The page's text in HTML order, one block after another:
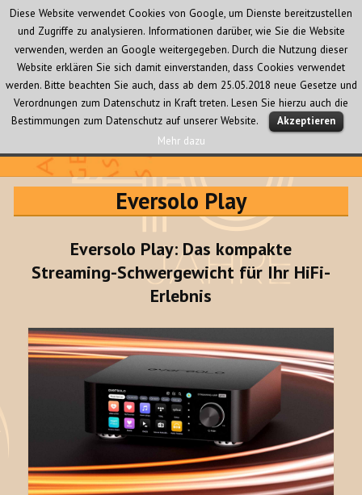
Audio Creativ
MENÜ
UND
Eversolo Play
Eversolo Play: Das kompakte
Streaming-Schwergewicht für Ihr HiFi-
Erlebnis
Diese Website verwendet Cookies von Google, um Dienste bereitzustellen
und Zugriffe zu analysieren. Informationen darüber, wie Sie die Website
verwenden, werden an Google weitergegeben. Durch die Nutzung dieser
Website erklären Sie sich damit einverstanden, dass Cookies verwendet
werden. Bitte beachten Sie auch, dass ab dem 25.05.2018 neue Gesetze und
Verordnungen zum Datenschutz in Kraft treten. Lesen Sie hierzu auch die
Bestimmungen zum Datenschutz auf unserer Website.
Akzeptieren
Mehr dazu